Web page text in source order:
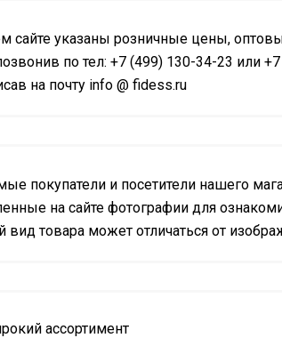
сайте указаны розничные цены,
по тел: +7 (499) 130-34-23 или
на почту info @ fidess.ru
покупатели и посетители нашего
на сайте фотографии для
вид товара может отличаться от
ассортимент